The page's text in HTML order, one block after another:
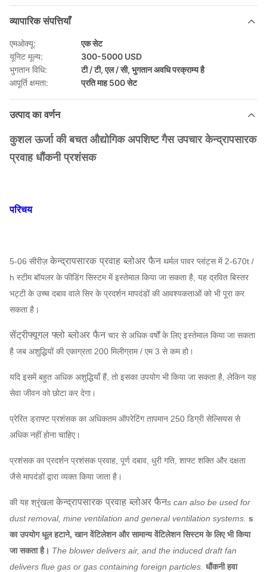
व्यापारिक संपत्तियाँ
एमओक्यू:
एक सेट
यूनिट मूल्य:
300-5000 USD
भुगतान विधि:
टी / टी, एल / सी, भुगतान अवधि परक्राम्य है
आपूर्ति क्षमता:
प्रति माह 500 सेट
उत्पाद का वर्णन
कुशल ऊर्जा की बचत औद्योगिक अपशिष्ट गैस उपचार केन्द्रापसारक
प्रवाह धौंकनी प्रशंसक
परिचय
5-06 सीरीज़ केन्द्रापसारक प्रवाह ब्लोअर फैनथर्मल पावर प्लांट्स में 2-670t /
h स्टीम बॉयलर के फीडिंग सिस्टम में इस्तेमाल किया जा सकता है, यह द्रवित बिस्तर
भट्टी के उच्च दबाव वाले सिर के प्रदर्शन मापदंडों की आवश्यकताओं को भी पूरा कर
सकता है।
सेंट्रीफ्यूगल फ्लो ब्लोअर फैनचार से अधिक वर्षों के लिए इस्तेमाल किया जा सकता
है जब अशुद्धियों की एकाग्रता 200 मिलीग्राम / एम 3 से कम हो।
यदि इसमें बहुत अधिक अशुद्धियाँ हैं, तो इसका उपयोग भी किया जा सकता है, लेकिन यह
सेवा जीवन को छोटा कर देगा।
प्रेरित ड्राफ्ट प्रशंसक का अधिकतम ऑपरेटिंग तापमान 250 डिग्री सेल्सियस से
अधिक नहीं होना चाहिए।
प्रशंसक का प्रदर्शन प्रशंसक प्रवाह, पूर्ण दबाव, धुरी गति, शाफ्ट शक्ति और दक्षता
जैसे मापदंडों द्वारा व्यक्त किया जाता है।
की यह श्रृंखलाकेन्द्रापसारक प्रवाह ब्लोअर फैनs can also be used for
dust removal, mine ventilation and general ventilation systems. s
का उपयोग धूल हटाने, खान वेंटिलेशन और सामान्य वेंटिलेशन सिस्टम के लिए भी किया
जा सकता है। The blower delivers air, and the induced draft fan
delivers flue gas or gas containing foreign particles. धौंकनी हवा